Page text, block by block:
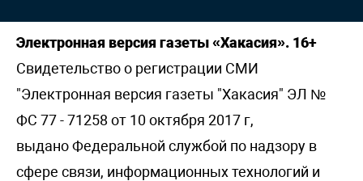
Электронная версия газеты «Хакасия». 16+
Свидетельство о регистрации СМИ
"Электронная версия газеты "Хакасия" ЭЛ №
ФС 77 - 71258 от 10 октября 2017 г,
выдано Федеральной службой по надзору в
сфере связи, информационных технологий и